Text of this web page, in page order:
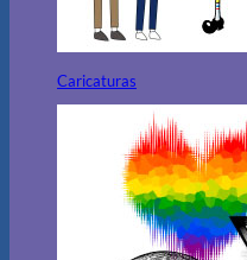
Caricaturas